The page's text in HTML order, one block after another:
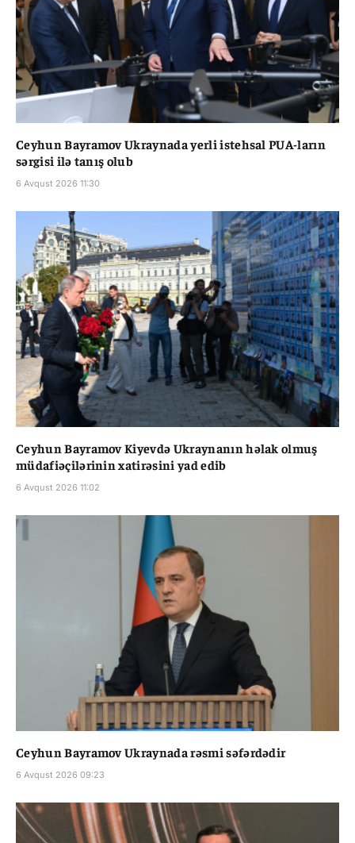
Ceyhun Bayramov Ukraynada yerli istehsal PUA-ların
sərgisi ilə tanış olub
6 Avqust 2026 11:30
Ceyhun Bayramov Kiyevdə Ukraynanın həlak olmuş
müdafiəçilərinin xatirəsini yad edib
6 Avqust 2026 11:02
Ceyhun Bayramov Ukraynada rəsmi səfərdədir
6 Avqust 2026 09:23